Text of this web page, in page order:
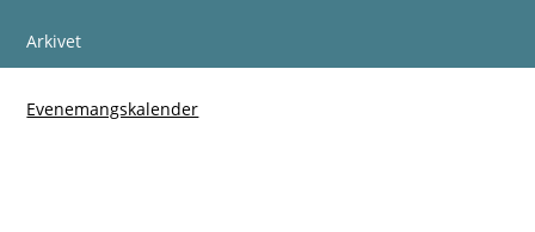
Arkivet
Evenemangskalender